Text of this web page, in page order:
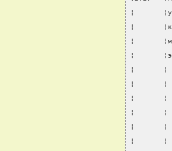
¦
¦
¦
¦
¦       ¦
¦       ¦
¦       ¦
¦       ¦
¦       ¦
¦       ¦